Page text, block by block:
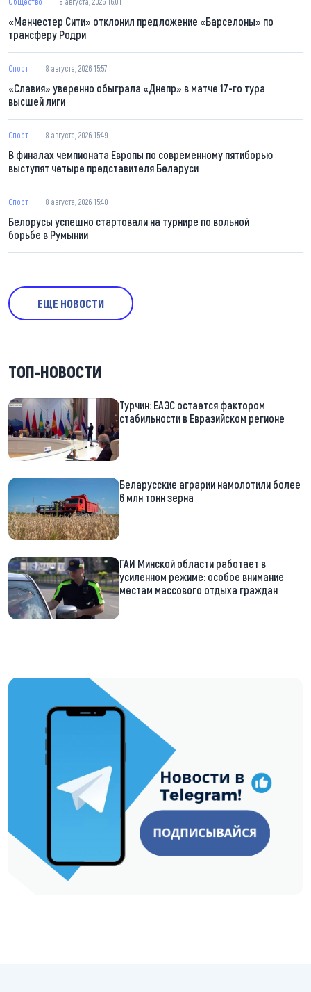
«Манчестер Сити» отклонил предложение «Барселоны» по
трансферу Родри
Спорт 8 августа, 2026 15:57
«Славия» уверенно обыграла «Днепр» в матче 17-го тура
высшей лиги
Спорт 8 августа, 2026 15:49
В финалах чемпионата Европы по современному пятиборью
выступят четыре представителя Беларуси
Спорт 8 августа, 2026 15:40
Белорусы успешно стартовали на турнире по вольной
борьбе в Румынии
ЕЩЕ НОВОСТИ
ТОП-НОВОСТИ
Турчин: ЕАЭС остается фактором
стабильности в Евразийском регионе
Беларусские аграрии намолотили более
6 млн тонн зерна
ГАИ Минской области работает в
усиленном режиме: особое внимание
местам массового отдыха граждан
https://t.me/minskctvby